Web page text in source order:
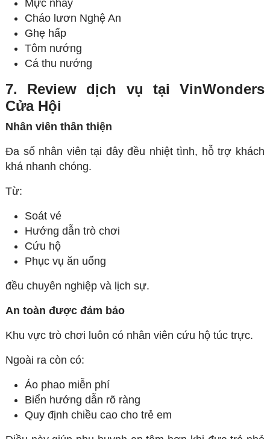
Mực nhảy
Cháo lươn Nghệ An
Ghẹ hấp
Tôm nướng
Cá thu nướng
7. Review dịch vụ tại VinWonders
Cửa Hội
Nhân viên thân thiện
Đa số nhân viên tại đây đều nhiệt tình, hỗ trợ khách
khá nhanh chóng.
Từ:
Soát vé
Hướng dẫn trò chơi
Cứu hộ
Phục vụ ăn uống
đều chuyên nghiệp và lịch sự.
An toàn được đảm bảo
Khu vực trò chơi luôn có nhân viên cứu hộ túc trực.
Ngoài ra còn có:
Áo phao miễn phí
Biển hướng dẫn rõ ràng
Quy định chiều cao cho trẻ em